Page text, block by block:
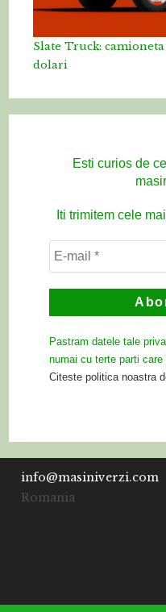
Slate Truck:
dolari
Esti curios de
Iti trimitem cele
Pastram datele tale
numai cu terte parti
Citeste politica noastra
info@masiniverzi.com
Romania